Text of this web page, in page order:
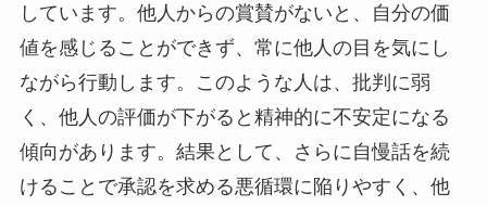
しています。他人からの賞賛がないと、自分の価
値を感じることができず、常に他人の目を気にし
ながら行動します。このような人は、批判に弱
く、他人の評価が下がると精神的に不安定になる
傾向があります。結果として、さらに自慢話を続
けることで承認を求める悪循環に陥りやすく、他